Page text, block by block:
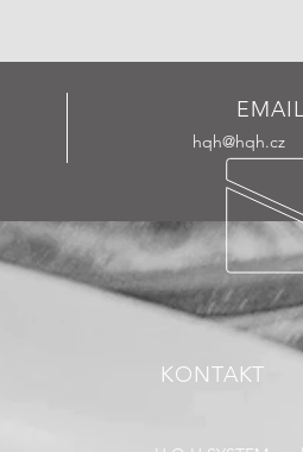
EMAIL
hqh@hqh.cz
KONTAKT